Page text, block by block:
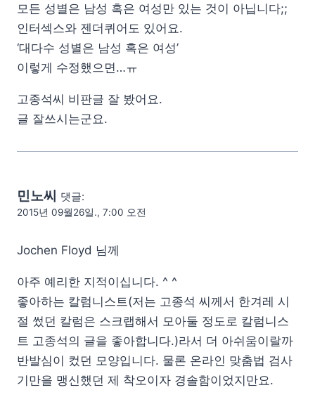
모든 성별은 남성 혹은 여성만 있는 것이 아닙니다;;
인터섹스와 젠더퀴어도 있어요.
‘대다수 성별은 남성 혹은 여성’
이렇게 수정했으면…ㅠ
고종석씨 비판글 잘 봤어요.
글 잘쓰시는군요.
민노씨 댓글:
2015년 09월26일., 7:00 오전
Jochen Floyd 님께
아주 예리한 지적이십니다. ^ ^
좋아하는 칼럼니스트(저는 고종석 씨께서 한겨레 시
절 썼던 칼럼은 스크랩해서 모아둘 정도로 칼럼니스
트 고종석의 글을 좋아합니다.)라서 더 아쉬움이랄까
반발심이 컸던 모양입니다. 물론 온라인 맞춤법 검사
기만을 맹신했던 제 착오이자 경솔함이었지만요.